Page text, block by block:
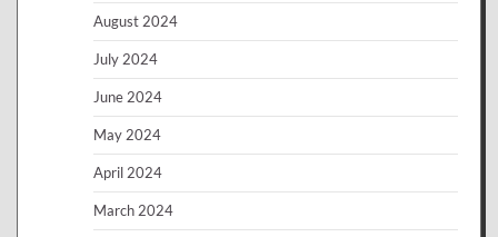
August 2024
July 2024
June 2024
May 2024
April 2024
March 2024